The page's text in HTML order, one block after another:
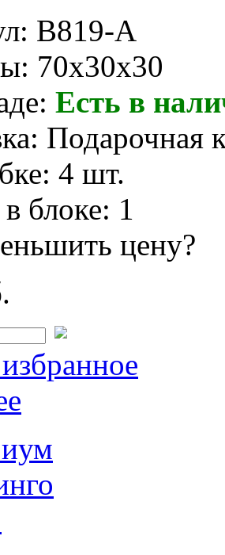
B819-A
70x30x30
Есть в
Подарочная
4 шт.
блоке: 1
цену?